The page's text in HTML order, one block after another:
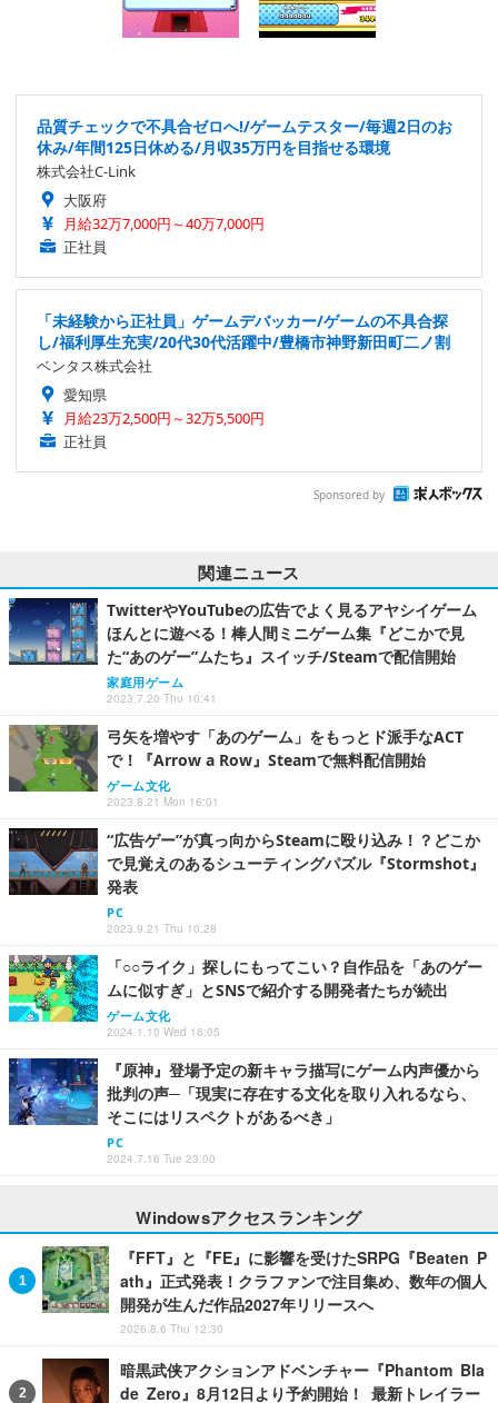
品質チェックで不具合ゼロへ!/ゲームテスター/毎週2日のお
休み/年間125日休める/月収35万円を目指せる環境
株式会社C-Link
大阪府
月給32万7,000円～40万7,000円
正社員
「未経験から正社員」ゲームデバッカー/ゲームの不具合探
し/福利厚生充実/20代30代活躍中/豊橋市神野新田町二ノ割
ベンタス株式会社
愛知県
月給23万2,500円～32万5,500円
正社員
Sponsored by
関連ニュース
TwitterやYouTubeの広告でよく見るアヤシイゲーム
ほんとに遊べる！棒人間ミニゲーム集『どこかで見
た“あのゲー”ムたち』スイッチ/Steamで配信開始
家庭用ゲーム
2023.7.20 Thu 10:41
弓矢を増やす「あのゲーム」をもっとド派手なACT
で！『Arrow a Row』Steamで無料配信開始
ゲーム文化
2023.8.21 Mon 16:01
“広告ゲー”が真っ向からSteamに殴り込み！？どこか
で見覚えのあるシューティングパズル『Stormshot』
発表
PC
2023.9.21 Thu 10:28
「○○ライク」探しにもってこい？自作品を「あのゲー
ムに似すぎ」とSNSで紹介する開発者たちが続出
ゲーム文化
2024.1.10 Wed 16:05
『原神』登場予定の新キャラ描写にゲーム内声優から
批判の声─「現実に存在する文化を取り入れるなら、
そこにはリスペクトがあるべき」
PC
2024.7.16 Tue 23:00
Windowsアクセスランキング
『FFT』と『FE』に影響を受けたSRPG『Beaten P
ath』正式発表！クラファンで注目集め、数年の個人
開発が生んだ作品2027年リリースへ
2026.8.6 Thu 12:30
暗黒武侠アクションアドベンチャー『Phantom Bla
de Zero』8月12日より予約開始！ 最新トレイラー